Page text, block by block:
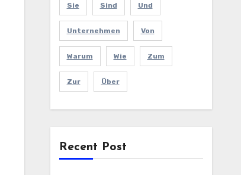
Sie Sind Und
Unternehmen Von
Warum Wie Zum
Zur Über
Recent Post